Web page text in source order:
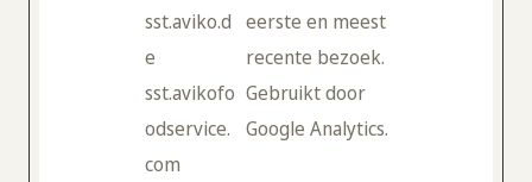
sst.aviko.d
e
sst.avikofo
odservice.
com
eerste en meest
recente bezoek.
Gebruikt door
Google Analytics.